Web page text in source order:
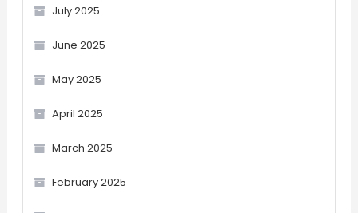
July 2025
June 2025
May 2025
April 2025
March 2025
February 2025